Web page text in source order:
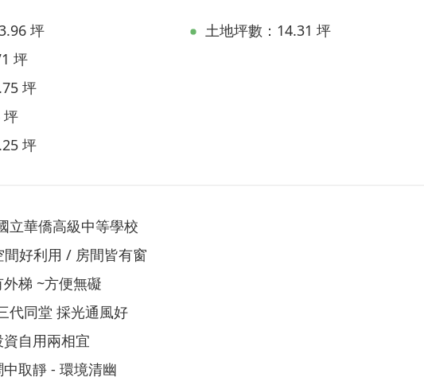
坪
坪
坪
坪
坪
土地坪數：14.31 坪
立華僑高級中等學校
好利用 / 房間皆有窗
梯 ~方便無礙
代同堂 採光通風好
自用兩相宜
取靜 - 環境清幽